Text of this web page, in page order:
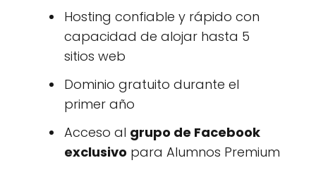
Hosting confiable y rápido con
capacidad de alojar hasta 5
sitios web
Dominio gratuito durante el
primer año
Acceso al grupo de Facebook
exclusivo para Alumnos Premium